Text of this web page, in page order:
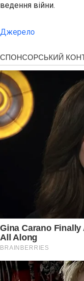
ведення війни.
Джерело